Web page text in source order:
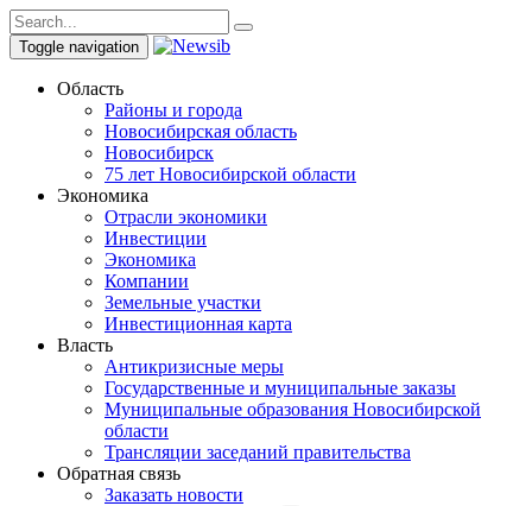
Toggle navigation
Область
Районы и города
Новосибирская область
Новосибирск
75 лет Новосибирской области
Экономика
Отрасли экономики
Инвестиции
Экономика
Компании
Земельные участки
Инвестиционная карта
Власть
Антикризисные меры
Государственные и муниципальные заказы
Муниципальные образования Новосибирской
области
Трансляции заседаний правительства
Обратная связь
Заказать новости